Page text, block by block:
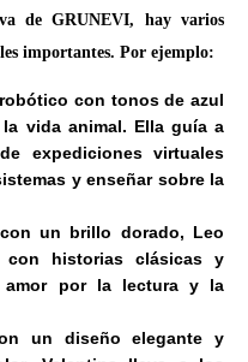
de GRUNEVI, hay varios
importantes. Por ejemplo:
con tonos de azul
vida animal. Ella guía a
expediciones virtuales
y enseñar sobre la
un brillo dorado, Leo
historias clásicas y
amor por la lectura y la
un diseño elegante y